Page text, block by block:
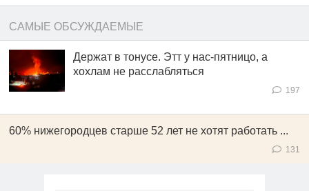
САМЫЕ ОБСУЖДАЕМЫЕ
Держат в тонусе. Этт у нас-пятницо, а
хохлам не расслабляться
197
60% нижегородцев старше 52 лет не хотят работать ...
131